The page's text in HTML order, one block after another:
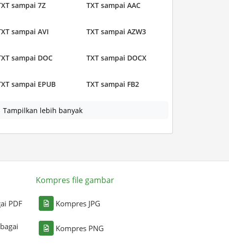
sampai 7Z TXT sampai AAC
sampai AVI TXT sampai AZW3
sampai DOC TXT sampai DOCX
sampai EPUB TXT sampai FB2
Tampilkan lebih banyak
PDF
Kompres file gambar
Kompres JPG
Kompres PNG